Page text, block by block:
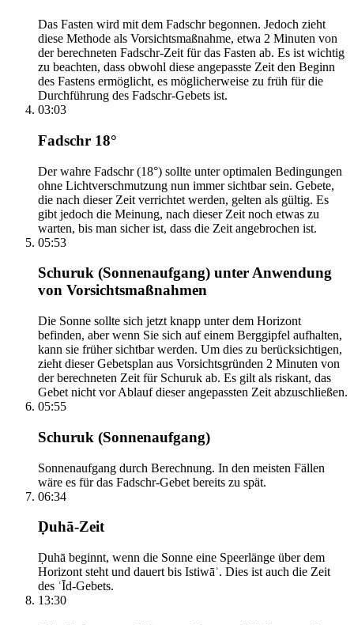
Das Fasten wird mit dem Fadschr begonnen. Jedoch zieht
diese Methode als Vorsichtsmaßnahme, etwa 2 Minuten von
der berechneten Fadschr-Zeit für das Fasten ab. Es ist wichtig
zu beachten, dass obwohl diese angepasste Zeit den Beginn
des Fastens ermöglicht, es möglicherweise zu früh für die
Durchführung des Fadschr-Gebets ist.
03:03
Fadschr 18°
Der wahre Fadschr (18°) sollte unter optimalen Bedingungen
ohne Lichtverschmutzung nun immer sichtbar sein. Gebete,
die nach dieser Zeit verrichtet werden, gelten als gültig. Es
gibt jedoch die Meinung, nach dieser Zeit noch etwas zu
warten, bis man sicher ist, dass die Zeit angebrochen ist.
05:53
Schuruk (Sonnenaufgang) unter Anwendung
von Vorsichtsmaßnahmen
Die Sonne sollte sich jetzt knapp unter dem Horizont
befinden, aber wenn Sie sich auf einem Berggipfel aufhalten,
kann sie früher sichtbar werden. Um dies zu berücksichtigen,
zieht dieser Gebetsplan aus Vorsichtsgründen 2 Minuten von
der berechneten Zeit für Schuruk ab. Es gilt als riskant, das
Gebet nicht vor Ablauf dieser angepassten Zeit abzuschließen.
05:55
Schuruk (Sonnenaufgang)
Sonnenaufgang durch Berechnung. In den meisten Fällen
wäre es für das Fadschr-Gebet bereits zu spät.
06:34
Ḍuhā-Zeit
Ḍuhā beginnt, wenn die Sonne eine Speerlänge über dem
Horizont steht und dauert bis Istiwāʾ. Dies ist auch die Zeit
des ʿĪd-Gebets.
13:30